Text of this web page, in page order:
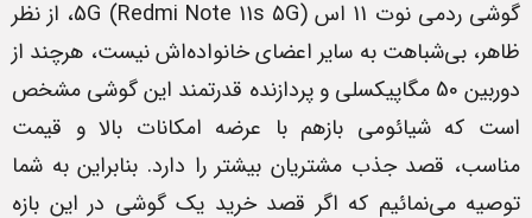
گوشی ردمی نوت 11 اس 5G (Redmi Note 11s 5G)، از نظر
ظاهر، بی‌شباهت به سایر اعضای خانواده‌اش نیست، هرچند از
دوربین 50 مگاپیکسلی و پردازنده قدرتمند این گوشی مشخص
است که شیائومی بازهم با عرضه امکانات بالا و قیمت
مناسب، قصد جذب مشتریان بیشتر را دارد. بنابراین به شما
توصیه می‌نمائیم که اگر قصد خرید یک گوشی در این بازه